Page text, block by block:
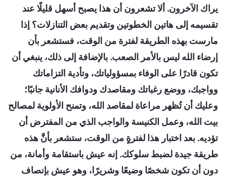
يراك الآخرون. ألا تشعرون أن هذا يصبح أسهل قليلًا عند
تقسيمه إلى هاتين الخطوتين وتقديم بعض التنازلات؟ إذا
مارست بهذه الطريقة لفترة من الوقت، فستشعر بأن
إرضاء الله ليس بالأمر الصعب. بالإضافة إلى ذلك، ينبغي أن
تكون قادرًا على الوفاء بمسؤولياتك، وتأدية التزاماتك
وواجبك، ووضع رغباتك ومقاصدك ودوافك الأنانية جانبًا؛
وعليك أن تُظهر مراعاة لمقاصد الله، وتمنح الأولوية لمصالح
بيت الله، وعمل الكنيسة والواجب الذي من المفترض أن
تؤديه. بعد اختبار هذا لفترةٍ من الوقت، ستشعر بأنَّ هذه
طريقة جيدة لضبط سلوكك. إنه عيش باستقامة وأمانة، من
دون أن تكون شخصًا وضيعًا وشريرًا، وهو عيش بإنصاف